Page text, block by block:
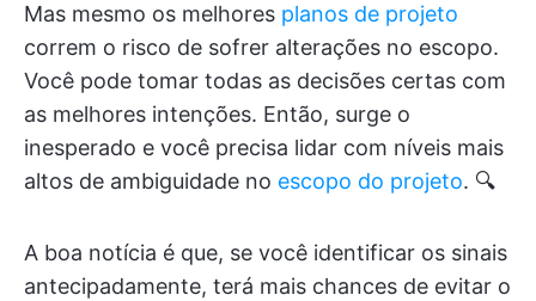
Mas mesmo os melhores planos de projeto
correm o risco de sofrer alterações no escopo.
Você pode tomar todas as decisões certas com
as melhores intenções. Então, surge o
inesperado e você precisa lidar com níveis mais
altos de ambiguidade no escopo do projeto. 🔍
A boa notícia é que, se você identificar os sinais
antecipadamente, terá mais chances de evitar o